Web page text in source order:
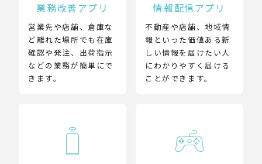
業務改善アプリ
営業先や店舗、倉庫な
ど離れた場所でも在庫
確認や発注、出荷指示
などの業務が簡単にで
きます。
情報配信アプリ
不動産や店舗、地域情
報といった価値ある新
しい情報を届けたい人
にわかりやすく届ける
ことができます。